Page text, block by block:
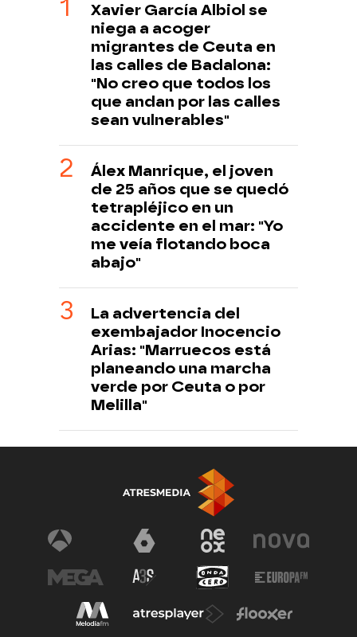
Xavier García Albiol se
niega a acoger
migrantes de Ceuta en
las calles de Badalona:
"No creo que todos los
que andan por las calles
sean vulnerables"
Álex Manrique, el joven
de 25 años que se quedó
tetrapléjico en un
accidente en el mar: "Yo
me veía flotando boca
abajo"
La advertencia del
exembajador Inocencio
Arias: "Marruecos está
planeando una marcha
verde por Ceuta o por
Melilla"